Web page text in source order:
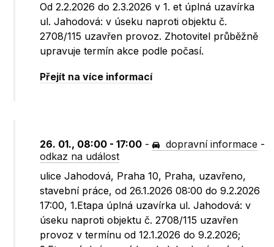
Od 2.2.2026 do 2.3.2026 v 1. et úplná uzavírka
ul. Jahodová: v úseku naproti objektu č.
2708/115 uzavřen provoz. Zhotovitel průběžně
upravuje termín akce podle počasí.
Přejít na více informací
26. 01., 08:00 - 17:00 - dopravní informace -
odkaz na událost
ulice Jahodová, Praha 10, Praha, uzavřeno,
stavební práce, od 26.1.2026 08:00 do 9.2.2026
17:00, 1.Etapa úplná uzavírka ul. Jahodová: v
úseku naproti objektu č. 2708/115 uzavřen
provoz v termínu od 12.1.2026 do 9.2.2026;